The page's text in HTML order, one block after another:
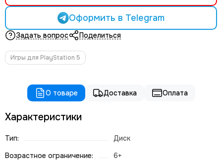
Оформить в Telegram
Задать вопрос Поделиться
Игры для PlayStation 5
О товаре Доставка Оплата
Характеристики
Тип:
Диск
Возрастное ограничение:
6+